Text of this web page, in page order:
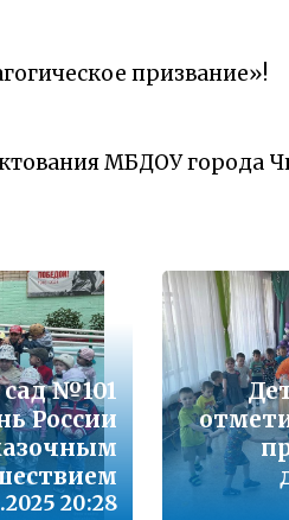
призвание»!
МБДОУ города
Читы напоминает о
в ГИА-11 (ЕГЭ)
острых респираторных
задача – не допустить
№101
России
20:28